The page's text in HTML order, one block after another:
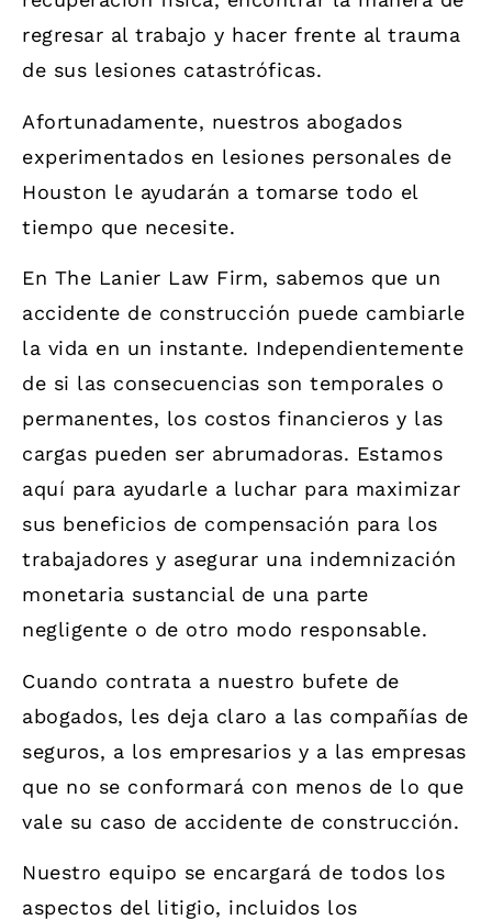
regresar al trabajo y hacer frente al trauma
de sus lesiones catastróficas.
Afortunadamente, nuestros abogados
experimentados en lesiones personales de
Houston le ayudarán a tomarse todo el
tiempo que necesite.
En The Lanier Law Firm, sabemos que un
accidente de construcción puede cambiarle
la vida en un instante. Independientemente
de si las consecuencias son temporales o
permanentes, los costos financieros y las
cargas pueden ser abrumadoras. Estamos
aquí para ayudarle a luchar para maximizar
sus beneficios de compensación para los
trabajadores y asegurar una indemnización
monetaria sustancial de una parte
negligente o de otro modo responsable.
Cuando contrata a nuestro bufete de
abogados, les deja claro a las compañías de
seguros, a los empresarios y a las empresas
que no se conformará con menos de lo que
vale su caso de accidente de construcción.
Nuestro equipo se encargará de todos los
aspectos del litigio, incluidos los